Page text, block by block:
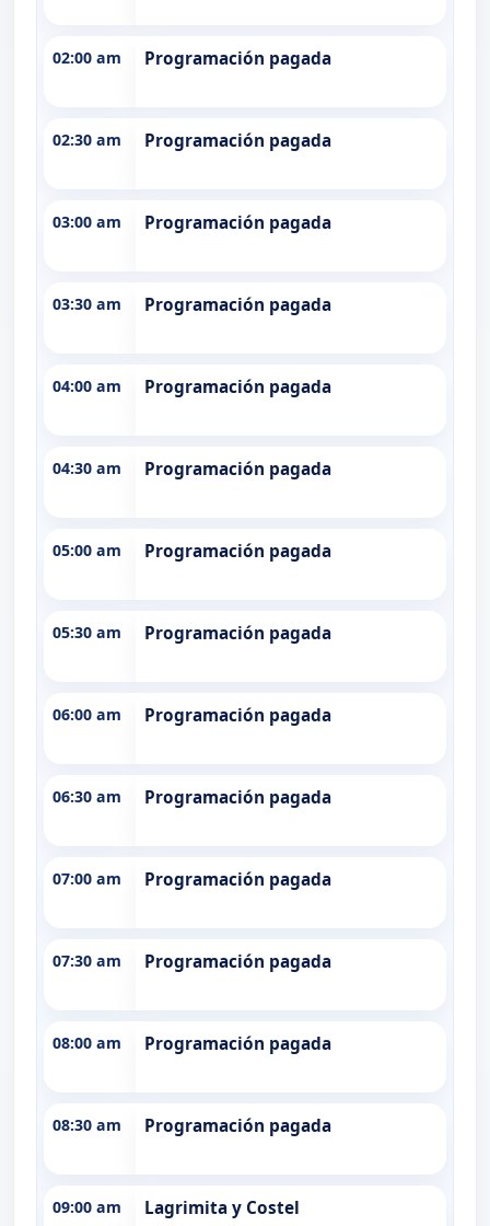
02:00 am Programación pagada
02:30 am Programación pagada
03:00 am Programación pagada
03:30 am Programación pagada
04:00 am Programación pagada
04:30 am Programación pagada
05:00 am Programación pagada
05:30 am Programación pagada
06:00 am Programación pagada
06:30 am Programación pagada
07:00 am Programación pagada
07:30 am Programación pagada
08:00 am Programación pagada
08:30 am Programación pagada
09:00 am Lagrimita y Costel